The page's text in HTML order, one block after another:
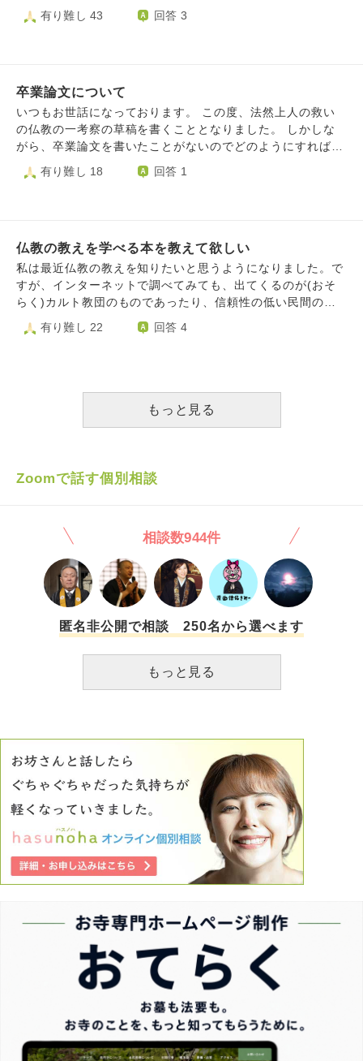
の1999年の時より現在の方がよっぽど終末感があります。
仏教には末法思想があると聞きました。ずばり今現在は、末
有り難し 43 回答 3
卒業論文について
いつもお世話になっております。 この度、法然上人の救い
の仏教の一考察の草稿を書くこととなりました。 しかしな
がら、卒業論文を書いたことがないのでどのようにすればよ
いのかが分かりません。 アドバイスをお願いします。
有り難し 18 回答 1
仏教の教えを学べる本を教えて欲しい
私は最近仏教の教えを知りたいと思うようになりました。で
すが、インターネットで調べてみても、出てくるのが(おそ
らく)カルト教団のものであったり、信頼性の低い民間のサ
イトのものであったりと、情報の正確性の高いものを探すの
に苦労しています。 そこで、比較的信頼のおける書籍を探
教そのものに対してアレルギー的抵抗を持ち合わせていて、
ってくるかもしれない可能性から、利用することができませ
ん。 書籍の好みとしては、私はなるべく学術的で中立的視
ると幸いです。
有り難し 22 回答 4
もっと見る
Zoomで話す個別相談
相談数944件
匿名非公開で相談 250名から選べます
もっと見る